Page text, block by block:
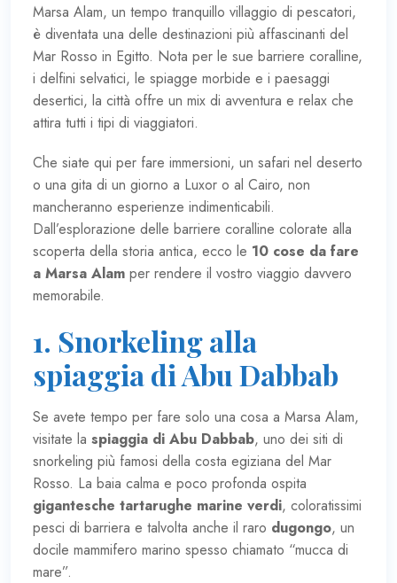
Marsa Alam, un tempo tranquillo villaggio di pescatori,
è diventata una delle destinazioni più affascinanti del
Mar Rosso in Egitto. Nota per le sue barriere coralline,
i delfini selvatici, le spiagge morbide e i paesaggi
desertici, la città offre un mix di avventura e relax che
attira tutti i tipi di viaggiatori.
Che siate qui per fare immersioni, un safari nel deserto
o una gita di un giorno a Luxor o al Cairo, non
mancheranno esperienze indimenticabili.
Dall’esplorazione delle barriere coralline colorate alla
scoperta della storia antica, ecco le 10 cose da fare
a Marsa Alam per rendere il vostro viaggio davvero
memorabile.
1. Snorkeling alla
spiaggia di Abu Dabbab
Se avete tempo per fare solo una cosa a Marsa Alam,
visitate la spiaggia di Abu Dabbab, uno dei siti di
snorkeling più famosi della costa egiziana del Mar
Rosso. La baia calma e poco profonda ospita
gigantesche tartarughe marine verdi, coloratissimi
pesci di barriera e talvolta anche il raro dugongo, un
docile mammifero marino spesso chiamato “mucca di
mare”.